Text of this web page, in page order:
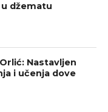
džematu
Nastavljen
i učenja dove